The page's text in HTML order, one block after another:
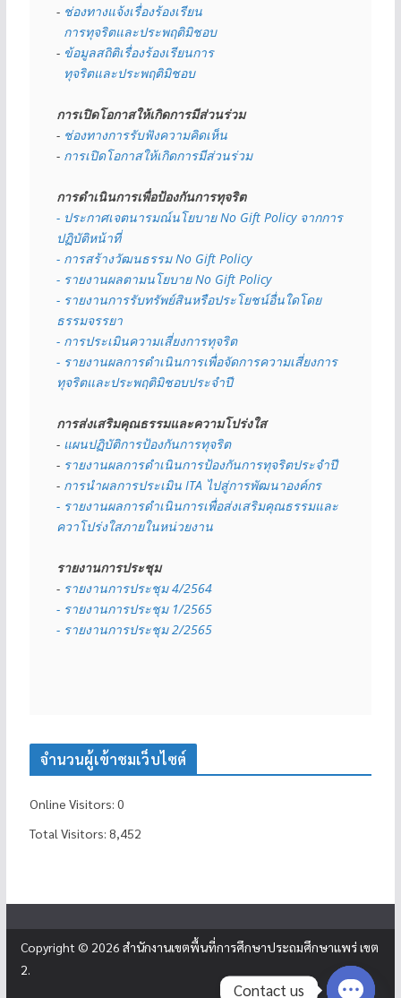
- ช่องทางแจ้งเรื่องร้องเรียน
  การทุจริตและประพฤติมิชอบ
- ข้อมูลสถิติเรื่องร้องเรียนการ
  ทุจริตและประพฤติมิชอบ
การเปิดโอกาสให้เกิดการมีส่วนร่วม
- ช่องทางการรับฟังความคิดเห็น
- การเปิดโอกาสให้เกิดการมีส่วนร่วม
การดำเนินการเพื่อป้องกันการทุจริต
- ประกาศเจตนารมณ์นโยบาย No Gift Policy จากการ
ปฏิบัติหน้าที่
- การสร้างวัฒนธรรม No Gift Policy
- รายงานผลตามนโยบาย No Gift Policy
- รายงานการรับทรัพย์สินหรือประโยชน์อื่นใดโดย
ธรรมจรรยา
- การประเมินความเสี่ยงการทุจริต
- รายงานผลการดำเนินการเพื่อจัดการความเสี่ยงการ
ทุจริตและประพฤติมิชอบประจำปี
การส่งเสริมคุณธรรมและความโปร่งใส
- แผนปฏิบัติการป้องกันการทุจริต
- รายงานผลการดำเนินการป้องกันการทุจริตประจำปี
- การนำผลการประเมิน ITA ไปสู่การพัฒนาองค์กร
- รายงานผลการดำเนินการเพื่อส่งเสริมคุณธรรมและ
ควาโปร่งใสภายในหน่วยงาน
รายงานการประชุม
- รายงานการประชุม 4/2564
- รายงานการประชุม 1/2565
- รายงานการประชุม 2/2565
จำนวนผู้เข้าชมเว็บไซต์
Online Visitors: 0
Total Visitors: 8,452
Copyright © 2026 สำนักงานเขตพื้นที่การศึกษาประถมศึกษาแพร่ เขต
2.
Contact us